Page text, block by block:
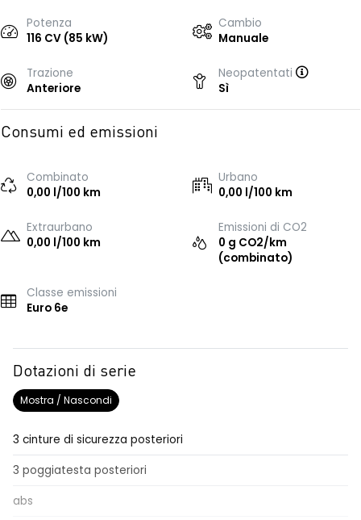
Potenza
116 CV (85 kW)
Cambio
Manuale
Trazione
Anteriore
Neopatentati
Sì
Consumi ed emissioni
Combinato
0,00 l/100 km
Urbano
0,00 l/100 km
Extraurbano
0,00 l/100 km
Emissioni di CO2
0 g CO2/km
(combinato)
Classe emissioni
Euro 6e
Dotazioni di serie
Mostra / Nascondi
3 cinture di sicurezza posteriori
3 poggiatesta posteriori
abs